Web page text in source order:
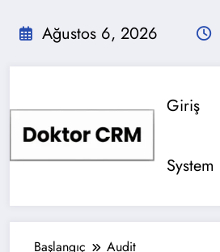
Ağustos 6, 2026
Giriş
System
Başlangıç Audit